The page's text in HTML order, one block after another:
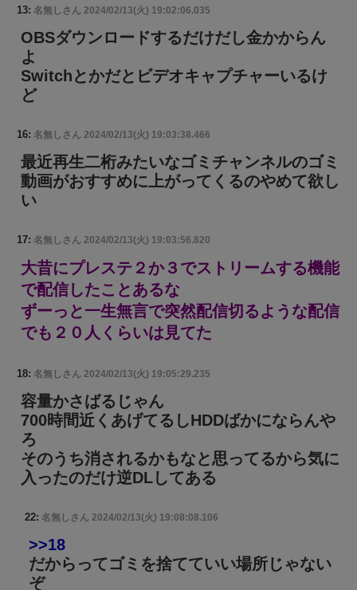
13: 名無しさん 2024/02/13(火) 19:02:06.035
OBSダウンロードするだけだし金かからん
よ
Switchとかだとビデオキャプチャーいるけ
ど
16: 名無しさん 2024/02/13(火) 19:03:38.466
最近再生二桁みたいなゴミチャンネルのゴミ
動画がおすすめに上がってくるのやめて欲し
い
17: 名無しさん 2024/02/13(火) 19:03:56.820
大昔にプレステ２か３でストリームする機能
で配信したことあるな
ずーっと一生無言で突然配信切るような配信
でも２０人くらいは見てた
18: 名無しさん 2024/02/13(火) 19:05:29.235
容量かさばるじゃん
700時間近くあげてるしHDDばかにならんや
ろ
そのうち消されるかもなと思ってるから気に
入ったのだけ逆DLしてある
22: 名無しさん 2024/02/13(火) 19:08:08.106
>>18
だからってゴミを捨てていい場所じゃない
ぞ